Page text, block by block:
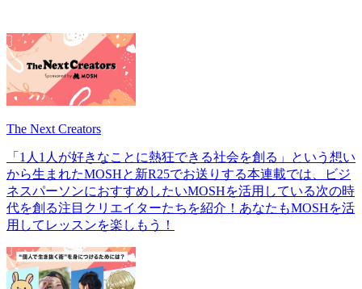
The Next Creators
「1人1人が好きなことに熱狂できる社会を創る」という想い
から生まれたMOSHと新R25でお送りする本連載では、ビジ
ネスパーソンにおすすめしたいMOSHを活用している次の時
代を創る注目クリエイターたちを紹介！あなたもMOSHを活
用してレッスンを楽しもう！